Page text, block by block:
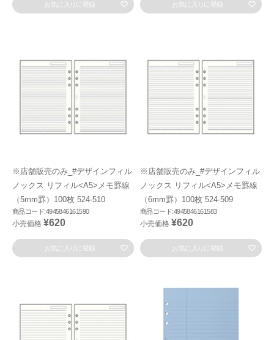
お気に入りに登録 お気に入りに登録
※店舗販売のみ_#デザインフィル
ノックス リフィル<A5>メモ罫線
（5mm罫）100枚 524-510
商品コード:4945846161590
小売価格 ¥620
お気に入りに登録
※店舗販売のみ_#デザインフィル
ノックス リフィル<A5>メモ罫線
（6mm罫）100枚 524-509
商品コード:4945846161583
小売価格 ¥620
お気に入りに登録